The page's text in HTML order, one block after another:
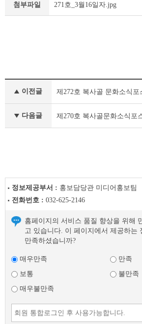
이
첨부파일 271호_3월16일자.jpg
&
글
음
이전글 제272호 복사골 문화소식포
다음글 제270호 복사골문화소식포
정보제공부서 : 홍보담당관 미디어홍보팀
전화번호 : 032-625-2146
홈페이지의 서비스 품질 향상을 위해
고 있습니다. 이 페이지에서 제공하는
만족하셨습니까?
매우만족
만족
보통
불만족
매우불만족